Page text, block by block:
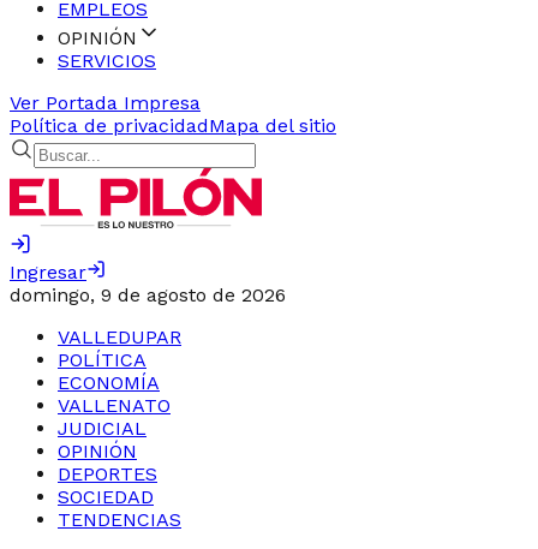
EMPLEOS
OPINIÓN
SERVICIOS
Ver Portada Impresa
Política de privacidadMapa del sitio
Ingresar
domingo, 9 de agosto de 2026
VALLEDUPAR
POLÍTICA
ECONOMÍA
VALLENATO
JUDICIAL
OPINIÓN
DEPORTES
SOCIEDAD
TENDENCIAS